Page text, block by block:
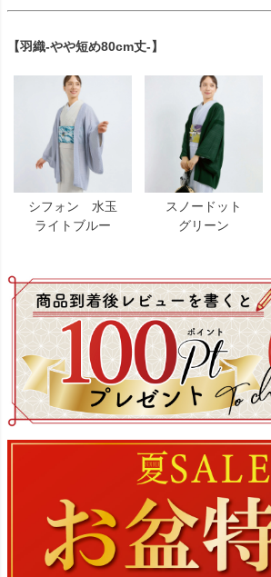
【羽織-やや短め80cm丈-】
シフォン 水玉
ライトブルー
スノードット
グリーン